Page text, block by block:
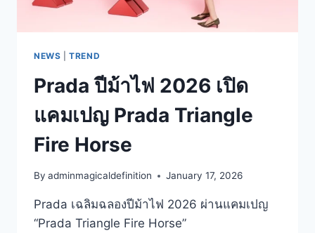
NEWS |TREND
Prada ปีม้าไฟ 2026 เปิด
แคมเปญ Prada Triangle
Fire Horse
By adminmagicaldefinition January 17, 2026
Prada เฉลิมฉลองปีม้าไฟ 2026 ผ่านแคมเปญ
“Prada Triangle Fire Horse”